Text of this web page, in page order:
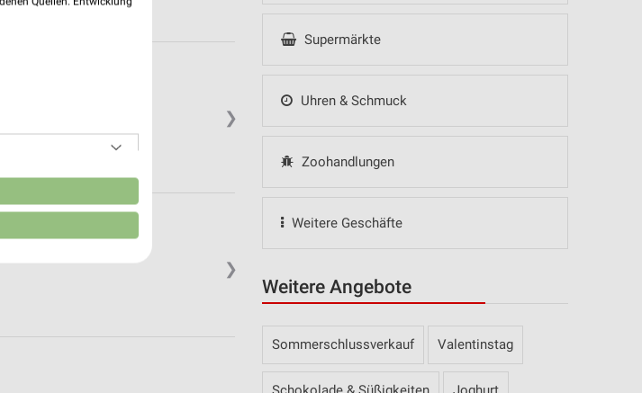
Supermärkte
Uhren & Schmuck
Zoohandlungen
Weitere Geschäfte
Weitere Angebote
Sommerschlussverkauf Valentinstag
❯
❯